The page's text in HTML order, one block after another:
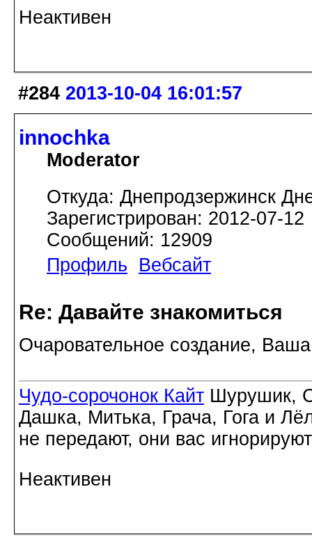
Неактивен
#284 2013-10-04 16:01:57
innochka
Moderator
Откуда: Днепродзержинск
Зарегистрирован: 2012-07-12
Сообщений: 12909
Профиль
Вебсайт
Re: Давайте знакомиться
Очаровательное создание,
Чудо-сорочонок Кайт Шурушик,
Дашка, Митька, Грача, Гога и
не передают, они вас игнорируют
Неактивен